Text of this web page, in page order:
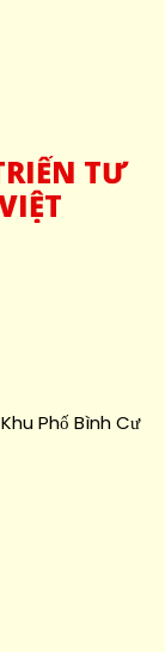
TƯ
Phố Bình Cư